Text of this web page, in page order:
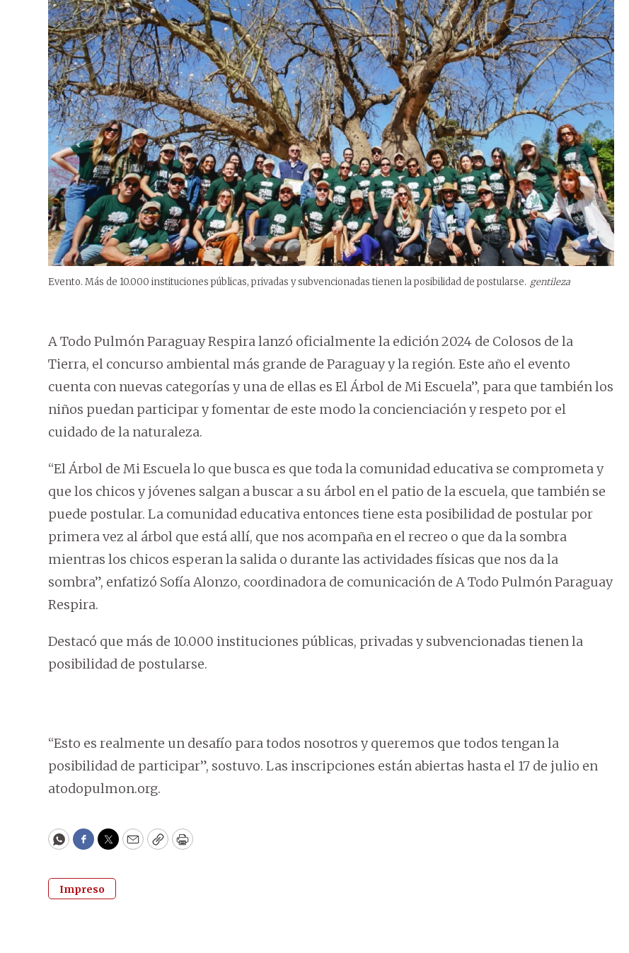
Evento. Más de 10.000 instituciones públicas, privadas y subvencionadas tienen la posibilidad de postularse. gentileza
A Todo Pulmón Paraguay Respira lanzó oficialmente la edición 2024 de Colosos de la
Tierra, el concurso ambiental más grande de Paraguay y la región. Este año el evento
cuenta con nuevas categorías y una de ellas es El Árbol de Mi Escuela”, para que también los
niños puedan participar y fomentar de este modo la concienciación y respeto por el
cuidado de la naturaleza.
“El Árbol de Mi Escuela lo que busca es que toda la comunidad educativa se comprometa y
que los chicos y jóvenes salgan a buscar a su árbol en el patio de la escuela, que también se
puede postular. La comunidad educativa entonces tiene esta posibilidad de postular por
primera vez al árbol que está allí, que nos acompaña en el recreo o que da la sombra
mientras los chicos esperan la salida o durante las actividades físicas que nos da la
sombra”, enfatizó Sofía Alonzo, coordinadora de comunicación de A Todo Pulmón Paraguay
Respira.
Destacó que más de 10.000 instituciones públicas, privadas y subvencionadas tienen la
posibilidad de postularse.
“Esto es realmente un desafío para todos nosotros y queremos que todos tengan la
posibilidad de participar”, sostuvo. Las inscripciones están abiertas hasta el 17 de julio en
atodopulmon.org.
WhatsApp
Facebook
Twitter
EmailCopyPrint
Impreso